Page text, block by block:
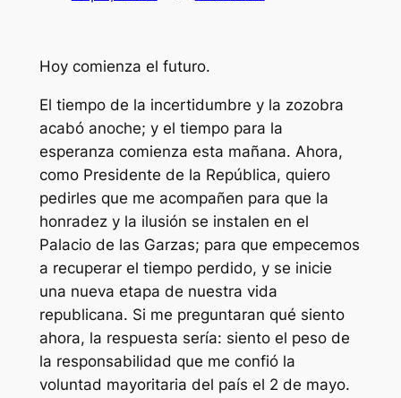
Hoy comienza el futuro.
El tiempo de la incertidumbre y la zozobra
acabó anoche; y el tiempo para la
esperanza comienza esta mañana. Ahora,
como Presidente de la República, quiero
pedirles que me acompañen para que la
honradez y la ilusión se instalen en el
Palacio de las Garzas; para que empecemos
a recuperar el tiempo perdido, y se inicie
una nueva etapa de nuestra vida
republicana. Si me preguntaran qué siento
ahora, la respuesta sería: siento el peso de
la responsabilidad que me confió la
voluntad mayoritaria del país el 2 de mayo.